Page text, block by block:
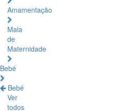
Amamentação
Mala
de
Maternidade
Bebé
Bebé
Ver
todos